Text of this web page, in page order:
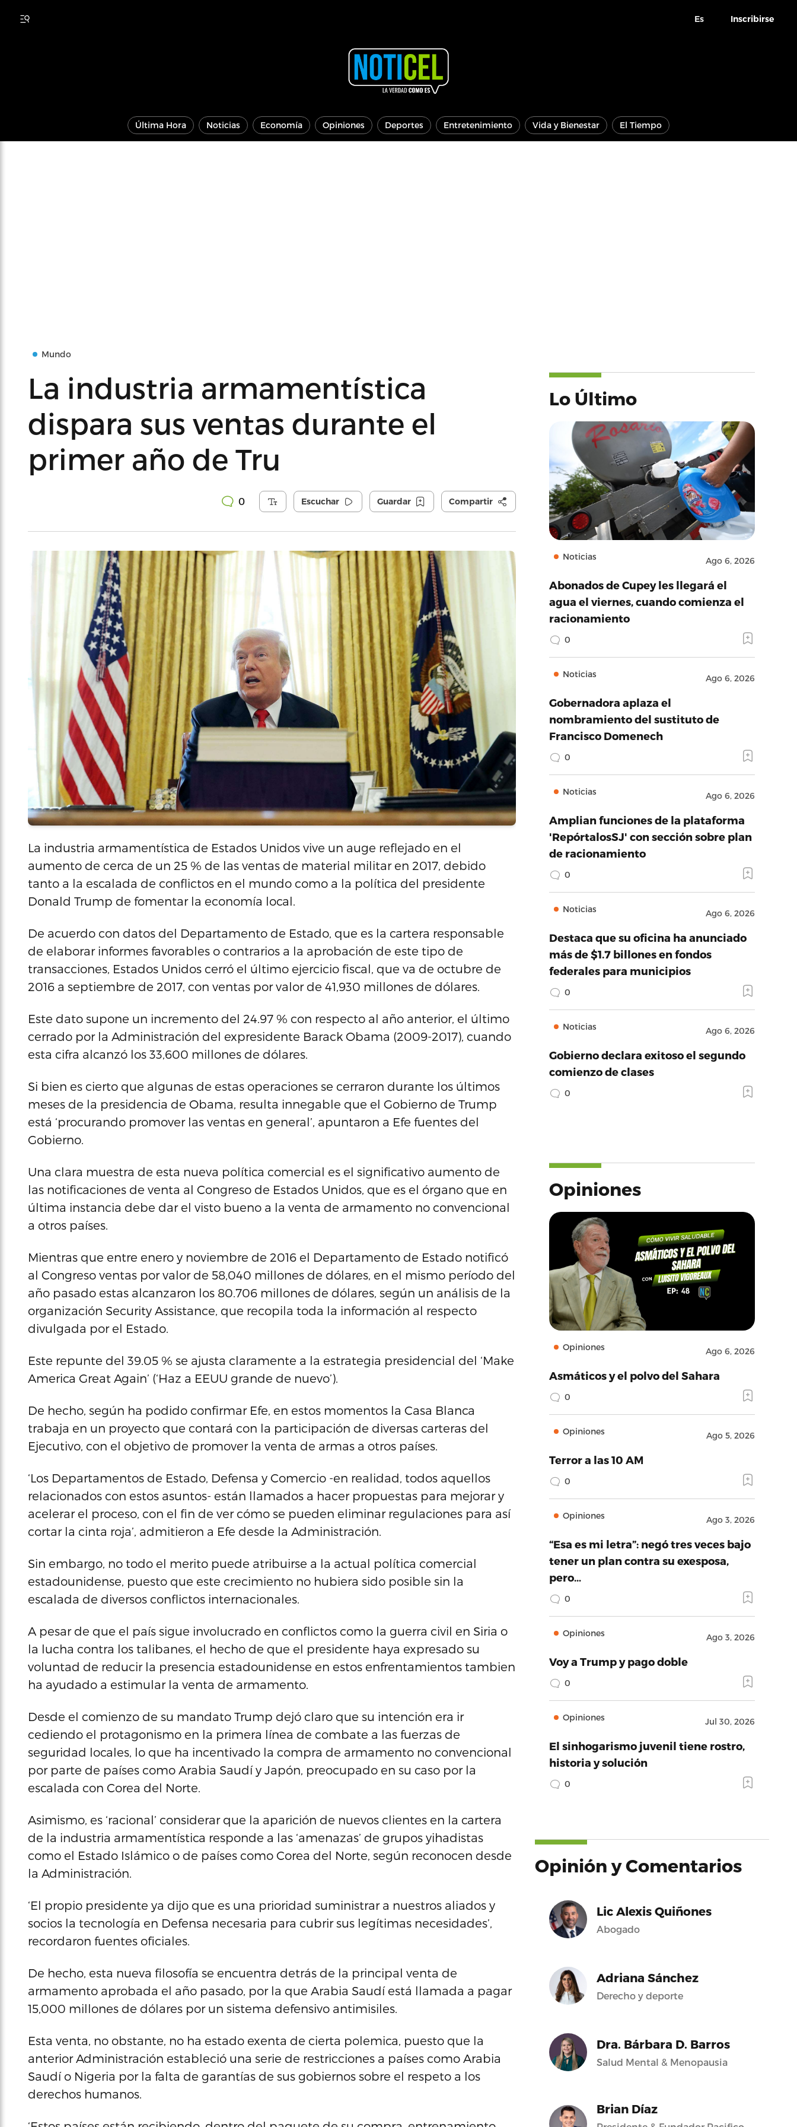
Es Inscribirse
Última Hora Noticias Economía Opiniones Deportes Entretenimiento Vida y Bienestar El Tiempo
Mundo
La industria armamentística
dispara sus ventas durante el
primer año de Tru
0 Escuchar Guardar Compartir
La industria armamentística de Estados Unidos vive un auge reflejado en el
aumento de cerca de un 25 % de las ventas de material militar en 2017, debido
tanto a la escalada de conflictos en el mundo como a la política del presidente
Donald Trump de fomentar la economía local.
De acuerdo con datos del Departamento de Estado, que es la cartera responsable
de elaborar informes favorables o contrarios a la aprobación de este tipo de
transacciones, Estados Unidos cerró el último ejercicio fiscal, que va de octubre de
2016 a septiembre de 2017, con ventas por valor de 41,930 millones de dólares.
Este dato supone un incremento del 24.97 % con respecto al año anterior, el último
cerrado por la Administración del expresidente Barack Obama (2009-2017), cuando
esta cifra alcanzó los 33,600 millones de dólares.
Si bien es cierto que algunas de estas operaciones se cerraron durante los últimos
meses de la presidencia de Obama, resulta innegable que el Gobierno de Trump
está ‘procurando promover las ventas en general’, apuntaron a Efe fuentes del
Gobierno.
Una clara muestra de esta nueva política comercial es el significativo aumento de
las notificaciones de venta al Congreso de Estados Unidos, que es el órgano que en
última instancia debe dar el visto bueno a la venta de armamento no convencional
a otros países.
Mientras que entre enero y noviembre de 2016 el Departamento de Estado notificó
al Congreso ventas por valor de 58,040 millones de dólares, en el mismo período del
año pasado estas alcanzaron los 80.706 millones de dólares, según un análisis de la
organización Security Assistance, que recopila toda la información al respecto
divulgada por el Estado.
Este repunte del 39.05 % se ajusta claramente a la estrategia presidencial del ‘Make
America Great Again’ (‘Haz a EEUU grande de nuevo’).
De hecho, según ha podido confirmar Efe, en estos momentos la Casa Blanca
trabaja en un proyecto que contará con la participación de diversas carteras del
Ejecutivo, con el objetivo de promover la venta de armas a otros países.
‘Los Departamentos de Estado, Defensa y Comercio -en realidad, todos aquellos
relacionados con estos asuntos- están llamados a hacer propuestas para mejorar y
acelerar el proceso, con el fin de ver cómo se pueden eliminar regulaciones para así
cortar la cinta roja’, admitieron a Efe desde la Administración.
Sin embargo, no todo el merito puede atribuirse a la actual política comercial
estadounidense, puesto que este crecimiento no hubiera sido posible sin la
escalada de diversos conflictos internacionales.
A pesar de que el país sigue involucrado en conflictos como la guerra civil en Siria o
la lucha contra los talibanes, el hecho de que el presidente haya expresado su
voluntad de reducir la presencia estadounidense en estos enfrentamientos tambien
ha ayudado a estimular la venta de armamento.
Desde el comienzo de su mandato Trump dejó claro que su intención era ir
cediendo el protagonismo en la primera línea de combate a las fuerzas de
seguridad locales, lo que ha incentivado la compra de armamento no convencional
por parte de países como Arabia Saudí y Japón, preocupado en su caso por la
escalada con Corea del Norte.
Asimismo, es ‘racional’ considerar que la aparición de nuevos clientes en la cartera
de la industria armamentística responde a las ‘amenazas’ de grupos yihadistas
como el Estado Islámico o de países como Corea del Norte, según reconocen desde
la Administración.
‘El propio presidente ya dijo que es una prioridad suministrar a nuestros aliados y
socios la tecnología en Defensa necesaria para cubrir sus legítimas necesidades’,
recordaron fuentes oficiales.
De hecho, esta nueva filosofía se encuentra detrás de la principal venta de
armamento aprobada el año pasado, por la que Arabia Saudí está llamada a pagar
15,000 millones de dólares por un sistema defensivo antimisiles.
Esta venta, no obstante, no ha estado exenta de cierta polemica, puesto que la
anterior Administración estableció una serie de restricciones a países como Arabia
Saudí o Nigeria por la falta de garantías de sus gobiernos sobre el respeto a los
derechos humanos.
Lo Último
Noticias Ago 6, 2026
Abonados de Cupey les llegará el
agua el viernes, cuando comienza el
racionamiento
0
Noticias Ago 6, 2026
Gobernadora aplaza el
nombramiento del sustituto de
Francisco Domenech
0
Noticias Ago 6, 2026
Amplian funciones de la plataforma
'RepórtalosSJ' con sección sobre plan
de racionamiento
0
Noticias Ago 6, 2026
Destaca que su oficina ha anunciado
más de $1.7 billones en fondos
federales para municipios
0
Noticias Ago 6, 2026
Gobierno declara exitoso el segundo
comienzo de clases
0
Opiniones
Opiniones Ago 6, 2026
Asmáticos y el polvo del Sahara
0
Opiniones Ago 5, 2026
Terror a las 10 AM
0
Opiniones Ago 3, 2026
“Esa es mi letra”: negó tres veces bajo
tener un plan contra su exesposa,
pero…
0
Opiniones Ago 3, 2026
Voy a Trump y pago doble
0
Opiniones Jul 30, 2026
El sinhogarismo juvenil tiene rostro,
historia y solución
0
Opinión y Comentarios
Lic Alexis Quiñones
Abogado
Adriana Sánchez
Derecho y deporte
Dra. Bárbara D. Barros
Salud Mental & Menopausia
Brian Díaz